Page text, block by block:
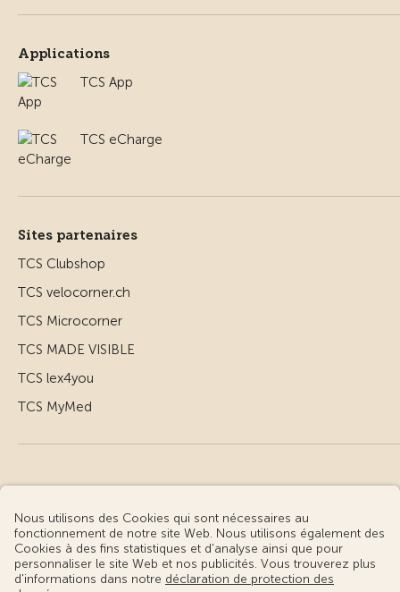
Applications
TCS App
TCS eCharge
Sites partenaires
TCS Clubshop
TCS velocorner.ch
TCS Microcorner
TCS MADE VISIBLE
TCS lex4you
TCS MyMed